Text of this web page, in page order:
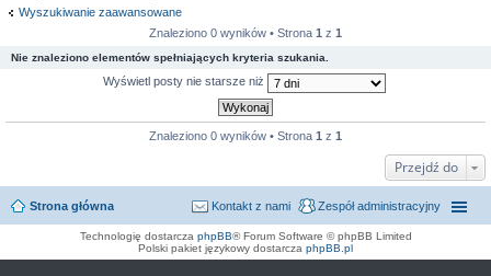
Wyszukiwanie zaawansowane
Znaleziono 0 wyników • Strona 1 z 1
Nie znaleziono elementów spełniających kryteria szukania.
Wyświetl posty nie starsze niż
Znaleziono 0 wyników • Strona 1 z 1
Przejdź do
Strona główna Zespół administracyjny
Kontakt z nami
Technologię dostarcza phpBB® Forum Software © phpBB Limited
Polski pakiet językowy dostarcza phpBB.pl